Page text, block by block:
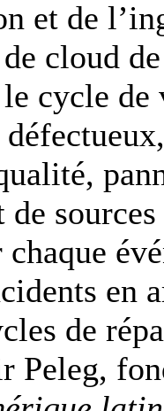
et de
cloud
cycle
de
en
de
Peleg,